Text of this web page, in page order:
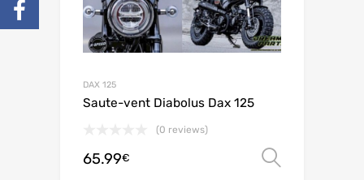
DAX 125
Saute-vent Diabolus Dax 125
(0 reviews)
65.99€